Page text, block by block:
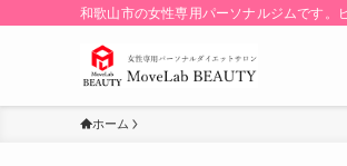
和歌山市の女性専用パーソナルジムです。
ホーム